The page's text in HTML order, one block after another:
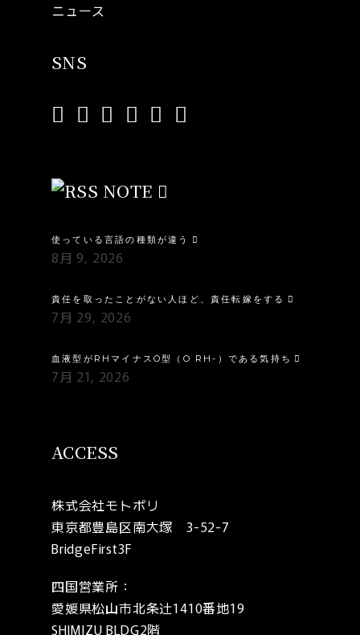
ニュース
SNS
NOTE
使っている言語の種類が違う
8月 9, 2026
責任を取ったことがない人ほど、責任転嫁をする
7月 29, 2026
血液型がRHマイナスO型（O RH-）である気持ち
7月 21, 2026
ACCESS
株式会社モトポリ
東京都豊島区南大塚 3-52-7
BridgeFirst3F
四国営業所：
愛媛県松山市北条辻1410番地19
SHIMIZU BLDG2階